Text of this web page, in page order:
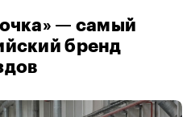
— самый
бренд